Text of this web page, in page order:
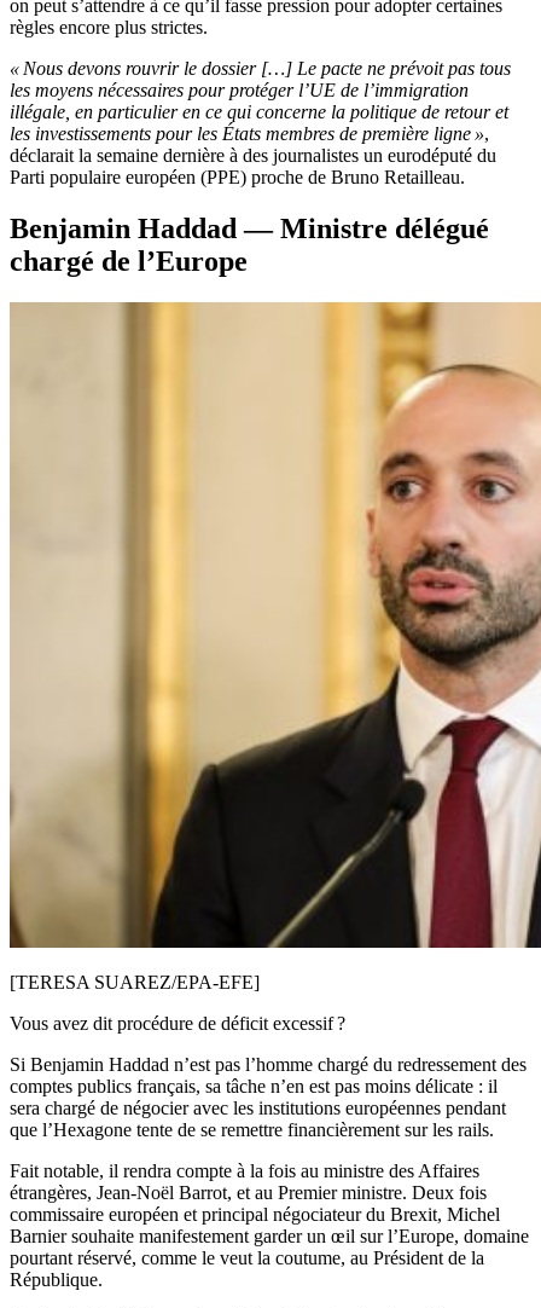
on peut s’attendre à ce qu’il fasse pression pour adopter certaines
règles encore plus strictes.
« Nous devons rouvrir le dossier […] Le pacte ne prévoit pas tous
les moyens nécessaires pour protéger l’UE de l’immigration
illégale, en particulier en ce qui concerne la politique de retour et
les investissements pour les États membres de première ligne »,
déclarait la semaine dernière à des journalistes un eurodéputé du
Parti populaire européen (PPE) proche de Bruno Retailleau.
Benjamin Haddad — Ministre délégué
chargé de l’Europe
[TERESA SUAREZ/EPA-EFE]
Vous avez dit procédure de déficit excessif ?
Si Benjamin Haddad n’est pas l’homme chargé du redressement des
comptes publics français, sa tâche n’en est pas moins délicate : il
sera chargé de négocier avec les institutions européennes pendant
que l’Hexagone tente de se remettre financièrement sur les rails.
Fait notable, il rendra compte à la fois au ministre des Affaires
étrangères, Jean-Noël Barrot, et au Premier ministre. Deux fois
commissaire européen et principal négociateur du Brexit, Michel
Barnier souhaite manifestement garder un œil sur l’Europe, domaine
pourtant réservé, comme le veut la coutume, au Président de la
République.